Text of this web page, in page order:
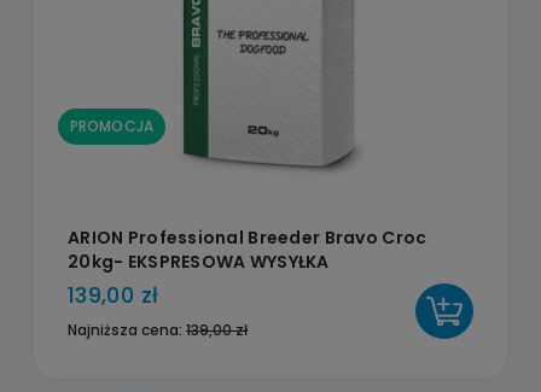
ARION Professional Breeder Bravo Croc
20kg- EKSPRESOWA WYSYŁKA
139,00 zł
Najniższa cena: 139,00 zł
PROMOCJA